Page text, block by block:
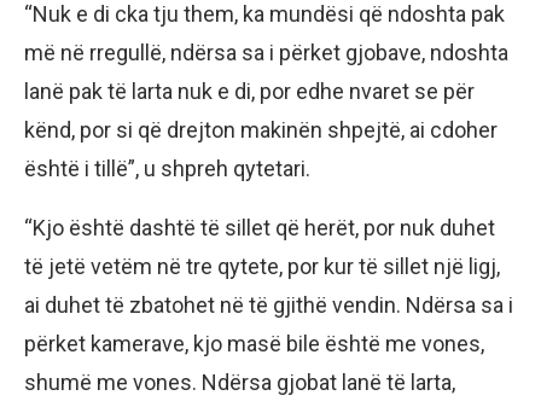
“Nuk e di cka tju them, ka mundësi që ndoshta pak
më në rregullë, ndërsa sa i përket gjobave, ndoshta
lanë pak të larta nuk e di, por edhe nvaret se për
kënd, por si që drejton makinën shpejtë, ai cdoher
është i tillë”, u shpreh qytetari.
“Kjo është dashtë të sillet që herët, por nuk duhet
të jetë vetëm në tre qytete, por kur të sillet një ligj,
ai duhet të zbatohet në të gjithë vendin. Ndërsa sa i
përket kamerave, kjo masë bile është me vones,
shumë me vones. Ndërsa gjobat lanë të larta,